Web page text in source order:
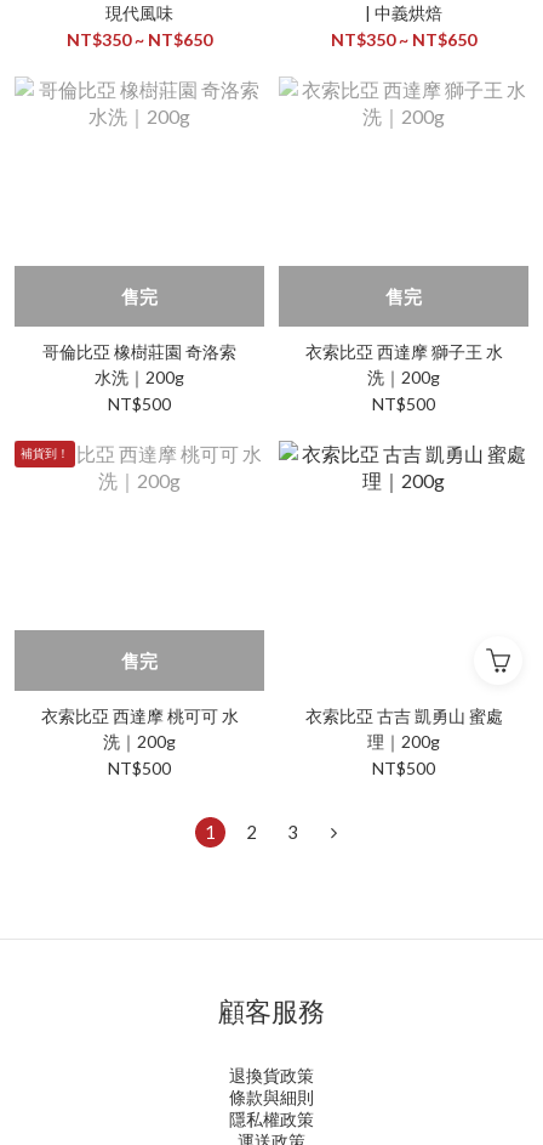
現代風味
NT$350 ~ NT$650
| 中義烘焙
NT$350 ~ NT$650
售完
哥倫比亞 橡樹莊園 奇洛索
水洗｜200g
NT$500
售完
衣索比亞 西達摩 獅子王 水
洗｜200g
NT$500
補貨到！
售完
衣索比亞 西達摩 桃可可 水
洗｜200g
NT$500
衣索比亞 古吉 凱勇山 蜜處
理｜200g
NT$500
1 2 3
顧客服務
退換貨政策
條款與細則
隱私權政策